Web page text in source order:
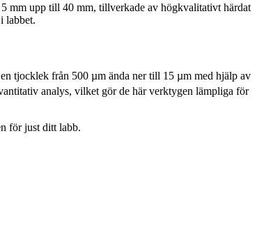
mm upp till 40 mm, tillverkade av högkvalitativt härdat
labbet.
tjocklek från 500 µm ända ner till 15 µm med hjälp av
analys, vilket gör de här verktygen lämpliga för
för just ditt labb.